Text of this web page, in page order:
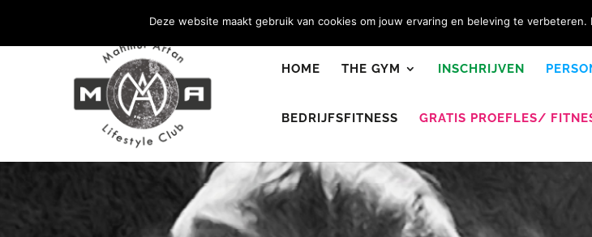
HOME THE GYM INSCHRIJVEN
BEDRIJFSFITNESS GRATIS PROEFLES/
Deze website maakt gebruik van cookies om jouw ervaring en beleving te verbeteren.